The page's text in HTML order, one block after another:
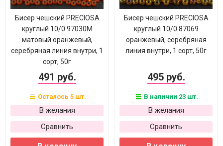
Бисер чешский PRECIOSA
круглый 10/0 97030М
матовый оранжевый,
серебряная линия внутри, 1
сорт, 50г
491 руб.
Осталось 5 шт.
В желания
Сравнить
Бисер чешский PRECIOSA
круглый 10/0 87069
оранжевый, серебряная
линия внутри, 1 сорт, 50г
495 руб.
В наличии 23 шт.
В желания
Сравнить